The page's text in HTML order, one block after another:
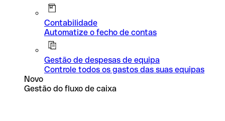
Contabilidade
Automatize o fecho de contas
Gestão de despesas de equipa
Controle todos os gastos das suas equipas
Novo
Gestão do fluxo de caixa